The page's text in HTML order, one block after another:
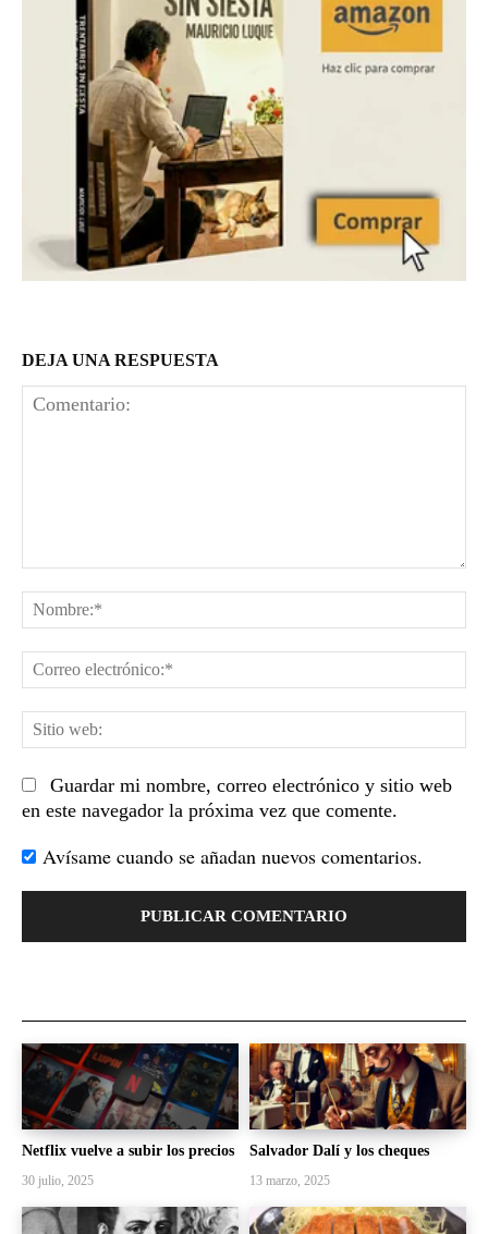
DEJA UNA RESPUESTA
Guardar mi nombre, correo electrónico y sitio web
en este navegador la próxima vez que comente.
Avísame cuando se añadan nuevos comentarios.
Netflix vuelve a subir los precios
30 julio, 2025
Salvador Dalí y los cheques
13 marzo, 2025